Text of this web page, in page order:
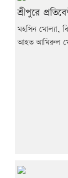
শ্রীপুরে
মহসিন মোল্যা,
আহত আমিরুল